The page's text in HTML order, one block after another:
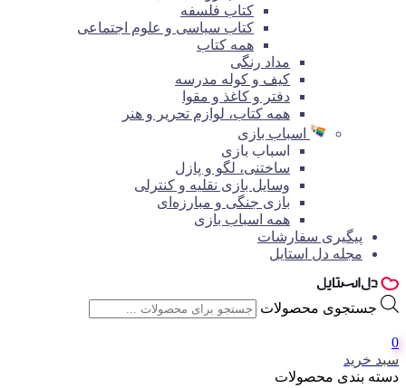
کتاب فلسفه
کتاب سیاسی و علوم اجتماعی
همه کتاب
مداد رنگی
کیف و کوله مدرسه
دفتر و کاغذ و مقوا
همه کتاب، لوازم تحریر و هنر
اسباب بازی
اسباب بازی
ساختنی، لگو و پازل
وسایل بازی نقلیه و کنترلی
بازی جنگی و مبارزه‌ای
همه اسباب بازی
پیگیری سفارشات
مجله دل استایل
جستجوی محصولات
0
سبد خرید
دسته بندی محصولات